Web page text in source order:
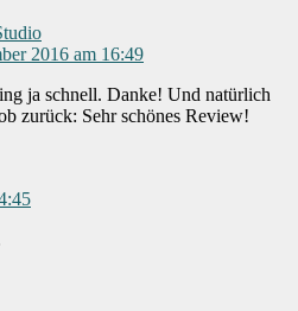
2016 am 16:49
ja schnell. Danke! Und natürlich
zurück: Sehr schönes Review!